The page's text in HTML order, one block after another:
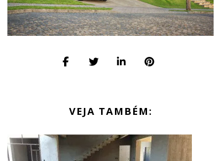
VEJA TAMBÉM: